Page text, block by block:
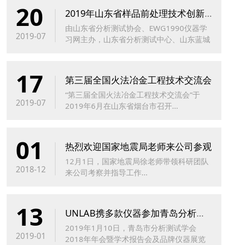
20
2019-07
2019年山东省样品前处理技术创新大会-济南站
由山东省分析测试协会、EWG1990仪器学
习网主办，山东省分析测试中心、⼭东蓝城
17
2019-07
第三届全国火法冶金工程技术交流会
“第三届全国火法冶金工程技术交流会”于
2019年6月在山东省烟台市召开...
01
2018-12
热烈欢迎国家地震局老师来公司参观
12月1日，国家地震局徐老师带领科研团队
来公司考察并指导工作...
13
2019-01
UNLAB携多款仪器参加青岛分析测试学会2018年年会暨学术报告会
2019年1月10日，青岛市分析测试学会
2018年年会暨学术报告会及品牌仪器展览